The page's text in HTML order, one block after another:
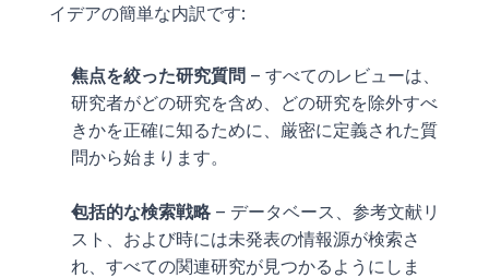
イデアの簡単な内訳です:
焦点を絞った研究質問 – すべてのレビューは、
研究者がどの研究を含め、どの研究を除外すべ
きかを正確に知るために、厳密に定義された質
問から始まります。
包括的な検索戦略 – データベース、参考文献リ
スト、および時には未発表の情報源が検索さ
れ、すべての関連研究が見つかるようにしま